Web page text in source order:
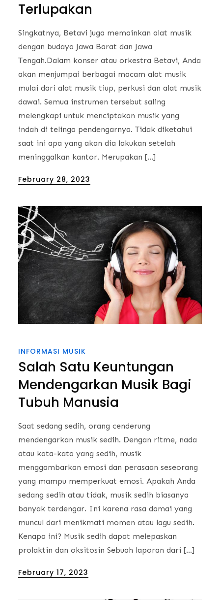
Terlupakan
Singkatnya, Betavi juga memainkan alat musik
dengan budaya Jawa Barat dan Jawa
Tengah.Dalam konser atau orkestra Betavi, Anda
akan menjumpai berbagai macam alat musik
mulai dari alat musik tiup, perkusi dan alat musik
dawai. Semua instrumen tersebut saling
melengkapi untuk menciptakan musik yang
indah di telinga pendengarnya. Tidak diketahui
saat ini apa yang akan dia lakukan setelah
meninggalkan kantor. Merupakan […]
Posted
February 28, 2023
INFORMASI MUSIK
Salah Satu Keuntungan
Mendengarkan Musik Bagi
Tubuh Manusia
Saat sedang sedih, orang cenderung
mendengarkan musik sedih. Dengan ritme, nada
atau kata-kata yang sedih, musik
menggambarkan emosi dan perasaan seseorang
yang mampu memperkuat emosi. Apakah Anda
sedang sedih atau tidak, musik sedih biasanya
banyak terdengar. Ini karena rasa damai yang
muncul dari menikmati momen atau lagu sedih.
Kenapa ini? Musik sedih dapat melepaskan
prolaktin dan oksitosin Sebuah laporan dari […]
Posted
February 17, 2023